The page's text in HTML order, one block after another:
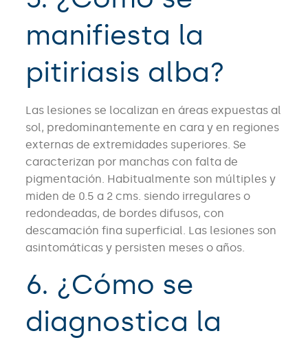
manifiesta la
pitiriasis alba?
Las lesiones se localizan en áreas expuestas al
sol, predominantemente en cara y en regiones
externas de extremidades superiores. Se
caracterizan por manchas con falta de
pigmentación. Habitualmente son múltiples y
miden de 0.5 a 2 cms. siendo irregulares o
redondeadas, de bordes difusos, con
descamación fina superficial. Las lesiones son
asintomáticas y persisten meses o años.
6. ¿Cómo se
diagnostica la